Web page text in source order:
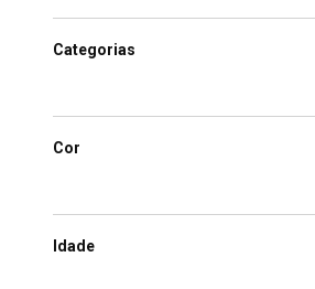
Categorias
Cor
Idade